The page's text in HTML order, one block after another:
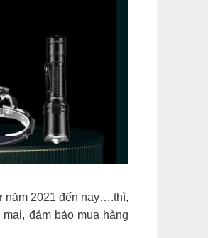
năm 2021 đến nay….thì,
đảm bảo mua hàng